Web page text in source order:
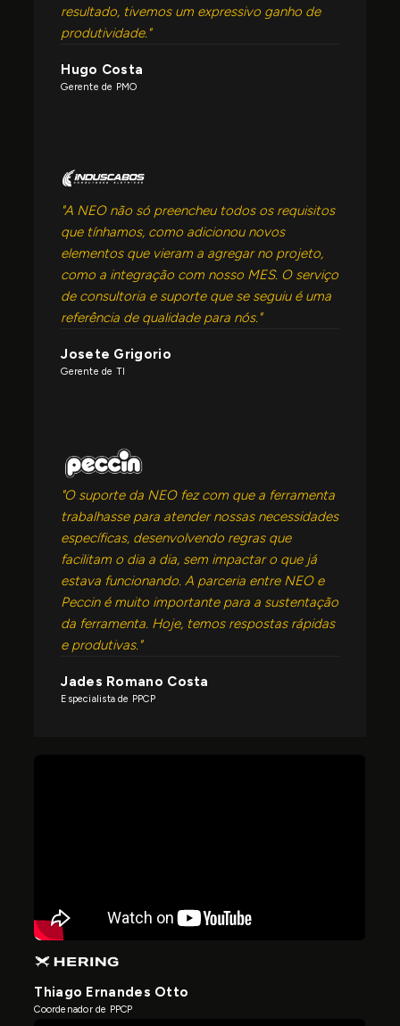
resultado, tivemos um expressivo ganho de
produtividade."
Hugo Costa
Gerente de PMO
"A NEO não só preencheu todos os requisitos
que tínhamos, como adicionou novos
elementos que vieram a agregar no projeto,
como a integração com nosso MES. O serviço
de consultoria e suporte que se seguiu é uma
referência de qualidade para nós."
Josete Grigorio
Gerente de TI
"O suporte da NEO fez com que a ferramenta
trabalhasse para atender nossas necessidades
específicas, desenvolvendo regras que
facilitam o dia a dia, sem impactar o que já
estava funcionando. A parceria entre NEO e
Peccin é muito importante para a sustentação
da ferramenta. Hoje, temos respostas rápidas
e produtivas."
Jades Romano Costa
Especialista de PPCP
Thiago Ernandes Otto
Coordenador de PPCP